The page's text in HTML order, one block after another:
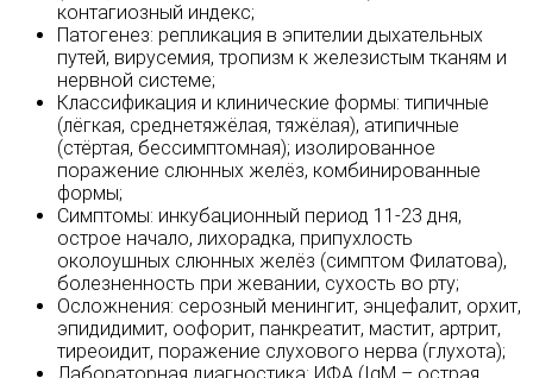
контагиозный индекс;
Патогенез: репликация в эпителии дыхательных
путей, вирусемия, тропизм к железистым тканям и
нервной системе;
Классификация и клинические формы: типичные
(лёгкая, среднетяжёлая, тяжёлая), атипичные
(стёртая, бессимптомная); изолированное
поражение слюнных желёз, комбинированные
формы;
Симптомы: инкубационный период 11-23 дня,
острое начало, лихорадка, припухлость
околоушных слюнных желёз (симптом Филатова),
болезненность при жевании, сухость во рту;
Осложнения: серозный менингит, энцефалит, орхит,
эпидидимит, оофорит, панкреатит, мастит, артрит,
тиреоидит, поражение слухового нерва (глухота);